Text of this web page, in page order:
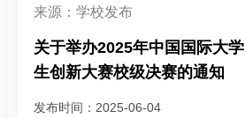
来源：学校发布
关于举办2025年中国国际大学
生创新大赛校级决赛的通知
发布时间：2025-06-04